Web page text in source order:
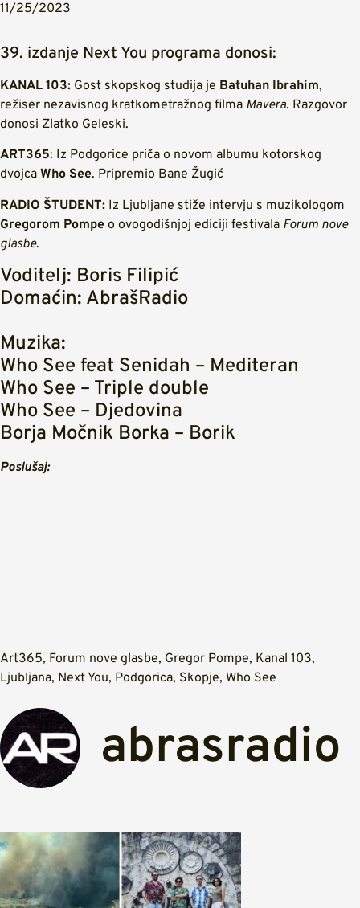
11/25/2023
39. izdanje Next You programa donosi:
KANAL 103: Gost skopskog studija je Batuhan Ibrahim,
režiser nezavisnog kratkometražnog filma Mavera. Razgovor
donosi Zlatko Geleski.
ART365: Iz Podgorice priča o novom albumu kotorskog
dvojca Who See. Pripremio Bane Žugić
RADIO ŠTUDENT: Iz Ljubljane stiže intervju s muzikologom
Gregorom Pompe o ovogodišnjoj ediciji festivala Forum nove
glasbe.
Voditelj: Boris Filipić
Domaćin: AbrašRadio
Muzika:
Who See feat Senidah – Mediteran
Who See – Triple double
Who See – Djedovina
Borja Močnik Borka – Borik
Poslušaj:
Art365, Forum nove glasbe, Gregor Pompe, Kanal 103,
Ljubljana, Next You, Podgorica, Skopje, Who See
abrasradio